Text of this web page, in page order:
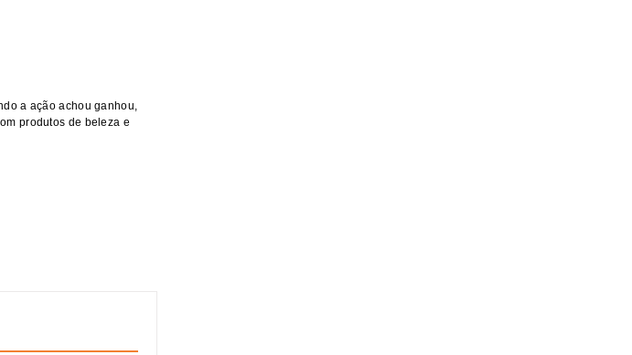
a ação achou ganhou,
produtos de beleza e